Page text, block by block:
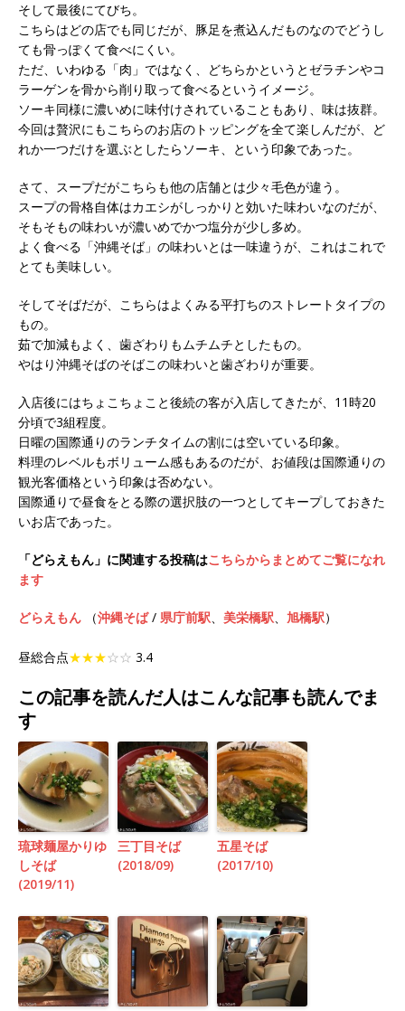
そして最後にてびち。
こちらはどの店でも同じだが、豚足を煮込んだものなのでどうし
ても骨っぽくて食べにくい。
ただ、いわゆる「肉」ではなく、どちらかというとゼラチンやコ
ラーゲンを骨から削り取って食べるというイメージ。
ソーキ同様に濃いめに味付けされていることもあり、味は抜群。
今回は贅沢にもこちらのお店のトッピングを全て楽しんだが、ど
れか一つだけを選ぶとしたらソーキ、という印象であった。
さて、スープだがこちらも他の店舗とは少々毛色が違う。
スープの骨格自体はカエシがしっかりと効いた味わいなのだが、
そもそもの味わいが濃いめでかつ塩分が少し多め。
よく食べる「沖縄そば」の味わいとは一味違うが、これはこれで
とても美味しい。
そしてそばだが、こちらはよくみる平打ちのストレートタイプの
もの。
茹で加減もよく、歯ざわりもムチムチとしたもの。
やはり沖縄そばのそばこの味わいと歯ざわりが重要。
入店後にはちょこちょこと後続の客が入店してきたが、11時20
分頃で3組程度。
日曜の国際通りのランチタイムの割には空いている印象。
料理のレベルもボリューム感もあるのだが、お値段は国際通りの
観光客価格という印象は否めない。
国際通りで昼食をとる際の選択肢の一つとしてキープしておきた
いお店であった。
「どらえもん」に関連する投稿はこちらからまとめてご覧になれ
ます
どらえもん （沖縄そば/ 県庁前駅、 美栄橋駅、 旭橋駅）
昼総合点★★★☆☆ 3.4
この記事を読んだ人はこんな記事も読んでま
す
琉球麺屋かりゆ
しそば
(2019/11)
三丁目そば
(2018/09)
五星そば
(2017/10)